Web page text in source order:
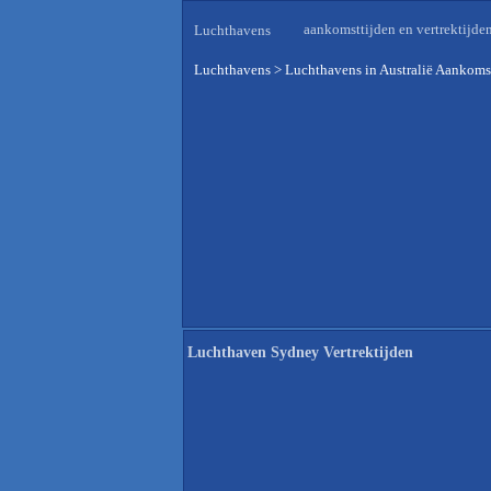
Luchthavens aankomsttijden en
Luchthavens > Luchthavens in Australië
Luchthaven Sydney Vertrektijden